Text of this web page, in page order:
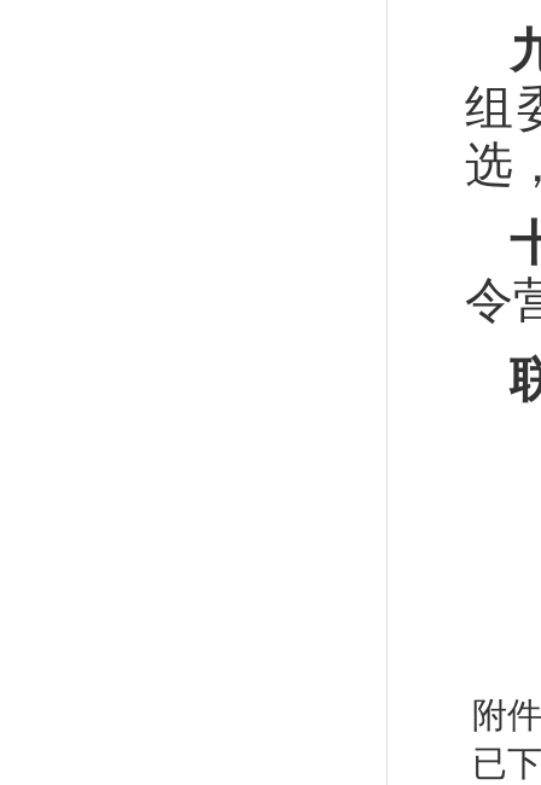
组
选
令
附
已